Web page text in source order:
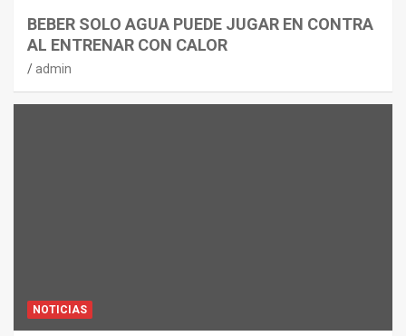
BEBER SOLO AGUA PUEDE JUGAR EN CONTRA
AL ENTRENAR CON CALOR
admin
NOTICIAS